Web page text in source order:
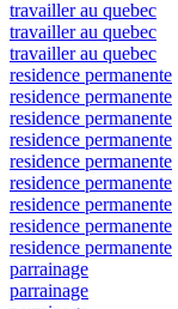
travailler au quebec
travailler au quebec
travailler au quebec
residence permanente
residence permanente
residence permanente
residence permanente
residence permanente
residence permanente
residence permanente
residence permanente
residence permanente
parrainage
parrainage